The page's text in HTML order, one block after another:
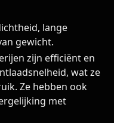
lange
gewicht.
zijn efficiënt en
wat ze
Ze hebben ook
met